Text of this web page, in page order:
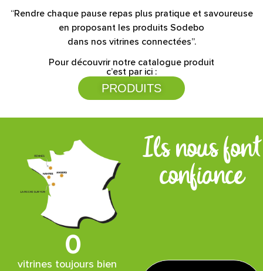
“Rendre chaque pause repas plus pratique et savoureuse
en proposant les produits Sodebo
dans nos vitrines connectées”.
Pour découvrir notre catalogue produit
c’est par ici :
PRODUITS
vitrines toujours bien
0
Ils nous font
confiance